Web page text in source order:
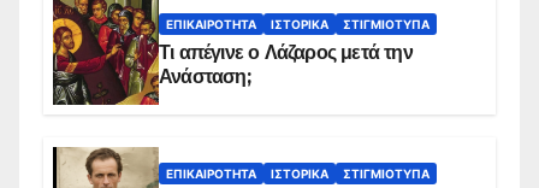
ΕΠΙΚΑΙΡΌΤΗΤΑ ΙΣΤΟΡΙΚΆ ΣΤΙΓΜΙΌΤΥΠΑ
Τι απέγινε ο Λάζαρος μετά την
Ανάσταση;
ΕΠΙΚΑΙΡΌΤΗΤΑ ΙΣΤΟΡΙΚΆ ΣΤΙΓΜΙΌΤΥΠΑ